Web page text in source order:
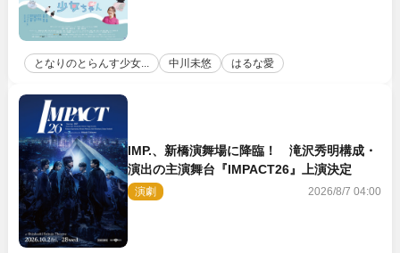
となりのとらんす少女... 中川未悠 はるな愛
IMP.、新橋演舞場に降臨！ 滝沢秀明構成・
演出の主演舞台『IMPACT26』上演決定
演劇 2026/8/7 04:00